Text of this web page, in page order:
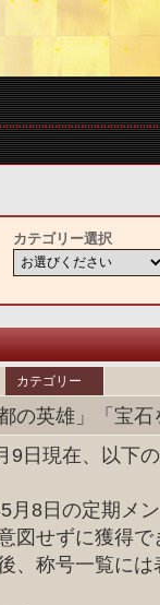
カテゴリー選択
カテゴリー
の英雄」「宝
9日現在、以下
5月8日の定期メ
図せずに獲得
称号一覧には